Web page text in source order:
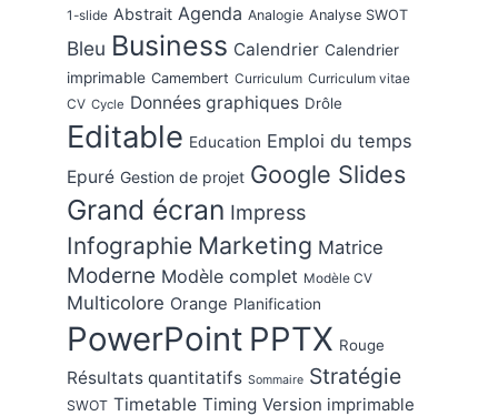
1-slide Abstrait Agenda Analogie Analyse SWOT
Bleu Business Calendrier Calendrier
imprimable Camembert Curriculum Curriculum vitae
CV Cycle Données graphiques Drôle
Editable Education Emploi du temps
Epuré Gestion de projet Google Slides
Grand écran Impress
Infographie Marketing Matrice
Moderne Modèle complet Modèle CV
Multicolore Orange Planification
PowerPoint PPTX Rouge
Résultats quantitatifs Sommaire Stratégie
SWOT Timetable Timing Version imprimable